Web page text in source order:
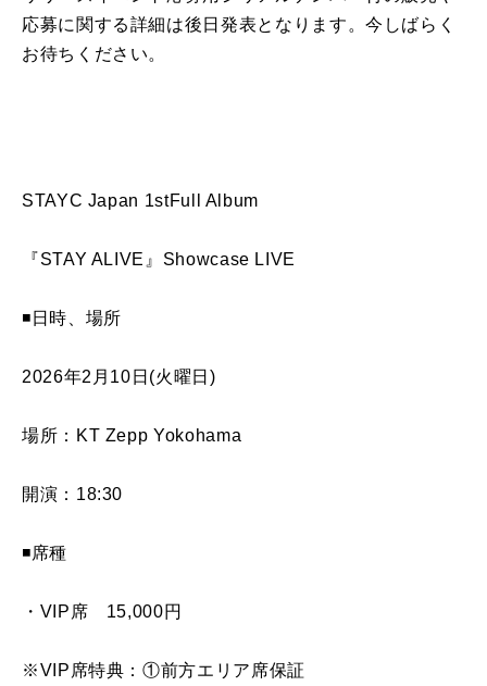
応募に関する詳細は後日発表となります。今しばらく
お待ちください。
STAYC Japan 1stFull Album
『STAY ALIVE』Showcase LIVE
◾️日時、場所
2026年2月10日(火曜日)
場所：KT Zepp Yokohama
開演：18:30
◾️席種
・VIP席 15,000円
※VIP席特典：①前方エリア席保証